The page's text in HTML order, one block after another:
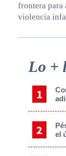
frontera para
violencia
Primary
Sidebar
Lo +
el